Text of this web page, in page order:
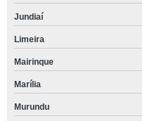
Jundiaí
Limeira
Mairinque
Marília
Murundu